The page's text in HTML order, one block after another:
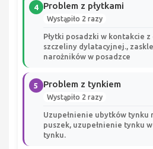
4 Problem z płytkami
Wystąpiło 2 razy
Płytki posadzki w kontakcie
szczeliny dylatacyjnej.,
narożników w posadzce
5 Problem z tynkiem
Wystąpiło 2 razy
Uzupełnienie ubytków tynku
puszek, uzupełnienie tynku
tynku.